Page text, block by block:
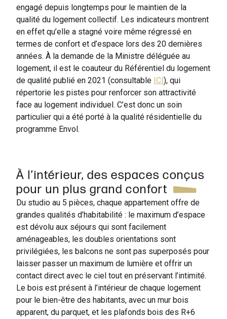
engagé depuis longtemps pour le maintien de la
qualité du logement collectif. Les indicateurs montrent
en effet qu’elle a stagné voire même régressé en
termes de confort et d’espace lors des 20 dernières
années. À la demande de la Ministre déléguée au
logement, il est le coauteur du Référentiel du logement
de qualité publié en 2021 (consultable ICI ), qui
répertorie les pistes pour renforcer son attractivité
face au logement individuel. C’est donc un soin
particulier qui a été porté à la qualité résidentielle du
programme Envol.
À l’intérieur, des espaces conçus
pour un plus grand confort
Du studio au 5 pièces, chaque appartement offre de
grandes qualités d’habitabilité : le maximum d’espace
est dévolu aux séjours qui sont facilement
aménageables, les doubles orientations sont
privilégiées, les balcons ne sont pas superposés pour
laisser passer un maximum de lumière et offrir un
contact direct avec le ciel tout en préservant l’intimité.
Le bois est présent à l’intérieur de chaque logement
pour le bien-être des habitants, avec un mur bois
apparent, du parquet, et les plafonds bois des R+6